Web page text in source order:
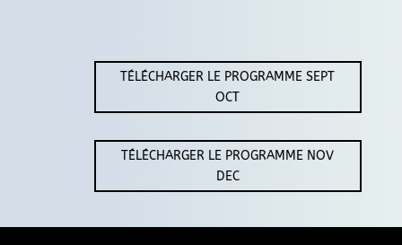
TÉLÉCHARGER LE PROGRAMME SEPT
OCT
TÉLÉCHARGER LE PROGRAMME NOV
DEC